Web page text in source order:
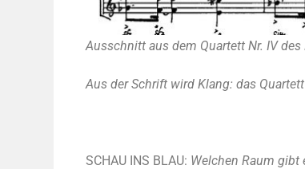
Aus­schnitt aus dem Quar­tett Nr. IV
Aus der Schrift wird Klang: das Quar­tett
SCHAU INS BLAU: Wel­chen Raum gibt